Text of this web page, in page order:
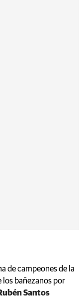
de campeones de la
los bañezanos por
Santos